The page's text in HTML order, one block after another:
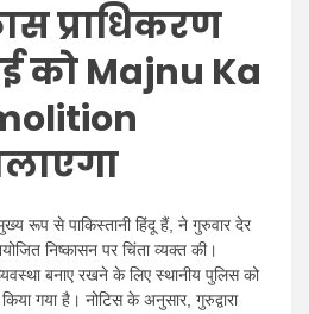
प्राधिकरण
को Majnu Ka
रूप से पाकिस्तानी हिंदू हैं, ने गुरुवार देर
निष्कासन पर चिंता व्यक्त की।
बनाए रखने के लिए स्थानीय पुलिस को
गया है। नोटिस के अनुसार, गुरुद्वारा